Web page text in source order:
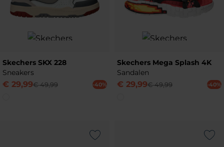
Skechers SKX 228
Sneakers
€ 29,99€ 49,99 -40%
Skechers Mega Splash 4K
Sandalen
€ 29,99€ 49,99 -40%
Add to Wishlist Add to